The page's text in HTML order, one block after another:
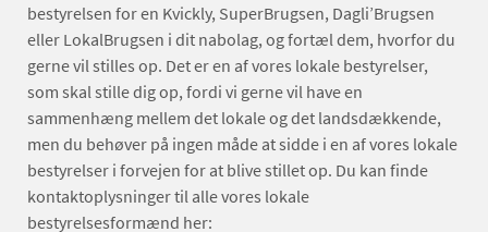
bestyrelsen for en Kvickly, SuperBrugsen, Dagli’Brugsen
eller LokalBrugsen i dit nabolag, og fortæl dem, hvorfor du
gerne vil stilles op. Det er en af vores lokale bestyrelser,
som skal stille dig op, fordi vi gerne vil have en
sammenhæng mellem det lokale og det landsdækkende,
men du behøver på ingen måde at sidde i en af vores lokale
bestyrelser i forvejen for at blive stillet op. Du kan finde
kontaktoplysninger til alle vores lokale
bestyrelsesformænd her: